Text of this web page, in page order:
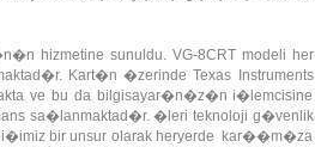
hizmetine sunuldu. VG-8CRT modeli her
Kart�n �zerinde Texas Instruments
ve bu da bilgisayar�n�z�n i�lemcisine
sa�lanmaktad�r. �leri teknoloji g�venlik
bir unsur olarak heryerde kar��m�za